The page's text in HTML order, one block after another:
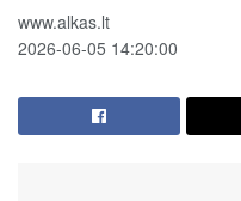
www.alkas.lt
2026-06-05 14:20:00